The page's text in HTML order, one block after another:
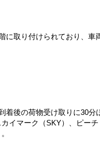
取り付けられており、車
後の荷物受け取りに30
イマーク（SKY）、ピー